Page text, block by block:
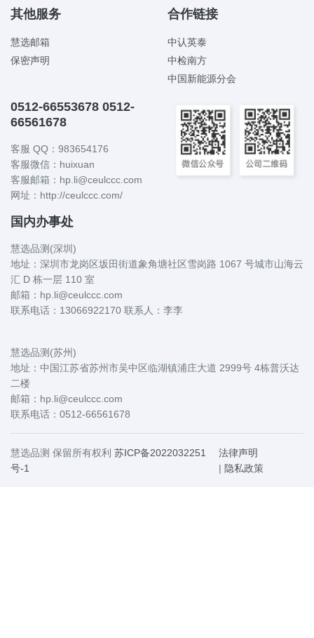
其他服务
慧选邮箱
保密声明
合作链接
中认英泰
中检南方
中国新能源分会
0512-66553678 0512-
66561678
客服 QQ：983654176
客服微信：huixuan
客服邮箱：hp.li@ceulccc.com
网址：http://ceulccc.com/
国内办事处
慧选品测(深圳)
地址：深圳市龙岗区坂田街道象角塘社区雪岗路 1067 号城市山海云
汇 D 栋一层 110 室
邮箱：hp.li@ceulccc.com
联系电话：13066922170 联系人：李李
慧选品测(苏州)
地址：中国江苏省苏州市吴中区临湖镇浦庄大道 2999号 4栋普沃达
二楼
邮箱：hp.li@ceulccc.com
联系电话：0512-66561678
慧选品测 保留所有权利 苏ICP备2022032251
号-1
法律声明
|隐私政策